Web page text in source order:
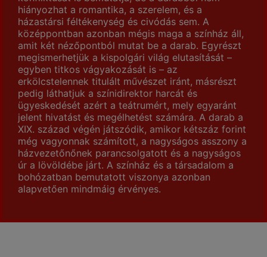
hiányozhat a romantika, a szerelem, és a
házastársi féltékenység és civódás sem. A
középpontban azonban mégis maga a színház áll,
amit két nézőpontból mutat be a darab. Egyrészt
megismerhetjük a kispolgári világ elutasítását –
egyben titkos vágyakozását is – az
erkölcstelennek titulált művészet iránt, másrészt
pedig láthatjuk a színidirektor harcát és
ügyeskedését azért a teátrumért, mely egyaránt
jelent hivatást és megélhetést számára. A darab a
XIX. század végén játszódik, amikor kétszáz forint
még vagyonnak számított, a nagyságos asszony a
házvezetőnőnek parancsolgatott és a nagyságos
úr a lövöldébe járt. A színház és a társadalom a
bohózatban bemutatott viszonya azonban
alapvetően mindmáig érvényes.